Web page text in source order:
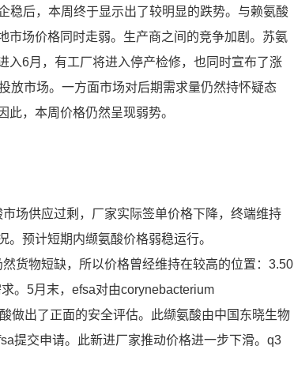
稳后，本周终于显示出了较明显的跌势。与赖氨酸
市场价格同时走弱。生产商之间的竞争加剧。苏氨
入6月，有工厂将进入停产检修，也同时宣布了涨
放市场。一方面市场对后期需求量仍然持怀疑态
，本周价格仍然呈现弱势。
场供应过剩，厂家实际签单价格下降，终端维持
预计短期内缬氨酸价格弱稳运行。
货物短缺，所以价格曾经维持在较高的位置：3.50
。5月末，efsa对由corynebacterium
做出了正面的安全评估。此缬氨酸由中国东晓生物
提交申请。此新进厂家推动价格进一步下滑。q3